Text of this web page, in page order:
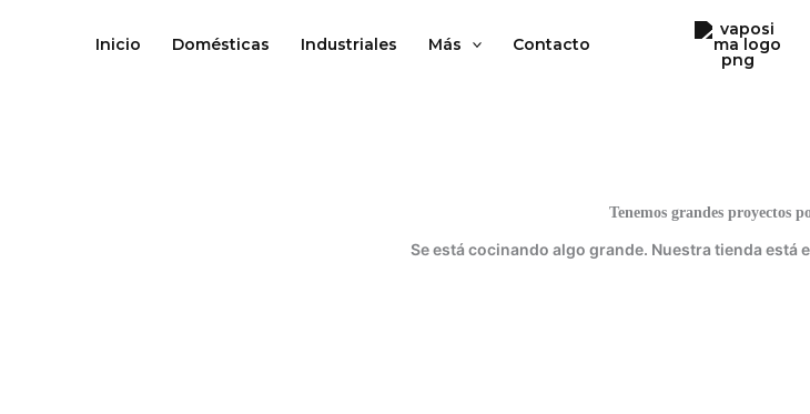
Inicio Domésticas Industriales Más Contacto
Tenemos grandes proyectos
Se está cocinando algo grande. Nuestra tienda está